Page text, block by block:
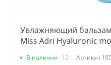
Увлажняющий бальзам
Miss Adri Hyaluronic
В наличии 12 Артикул